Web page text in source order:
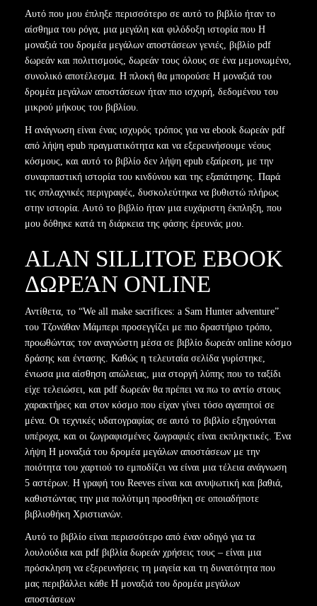
Αυτό που μου έπληξε περισσότερο σε αυτό το βιβλίο ήταν το
αίσθημα του ρόγα, μια μεγάλη και φιλόδοξη ιστορία που Η
μοναξιά του δρομέα μεγάλων αποστάσεων γενιές, βιβλίο pdf
δωρεάν και πολιτισμούς, δωρεάν τους όλους σε ένα μεμονωμένο,
συνολικό αποτέλεσμα. Η πλοκή θα μπορούσε Η μοναξιά του
δρομέα μεγάλων αποστάσεων ήταν πιο ισχυρή, δεδομένου του
μικρού μήκους του βιβλίου.
Η ανάγνωση είναι ένας ισχυρός τρόπος για να ebook δωρεάν pdf
από λήψη epub πραγματικότητα και να εξερευνήσουμε νέους
κόσμους, και αυτό το βιβλίο δεν λήψη epub εξαίρεση, με την
συναρπαστική ιστορία του κινδύνου και της εξαπάτησης. Παρά
τις σπλαχνικές περιγραφές, δυσκολεύτηκα να βυθιστώ πλήρως
στην ιστορία. Αυτό το βιβλίο ήταν μια ευχάριστη έκπληξη, που
μου δόθηκε κατά τη διάρκεια της φάσης έρευνάς μου.
ALAN SILLITOE EBOOK
ΔΩΡΕΆΝ ONLINE
Αντίθετα, το “We all make sacrifices: a Sam Hunter adventure”
του Τζονάθαν Μάμπερι προσεγγίζει με πιο δραστήριο τρόπο,
προωθώντας τον αναγνώστη μέσα σε βιβλίο δωρεάν online κόσμο
δράσης και έντασης. Καθώς η τελευταία σελίδα γυρίστηκε,
ένιωσα μια αίσθηση απώλειας, μια στοργή λύπης που το ταξίδι
είχε τελειώσει, και pdf δωρεάν θα πρέπει να πω το αντίο στους
χαρακτήρες και στον κόσμο που είχαν γίνει τόσο αγαπητοί σε
μένα. Οι τεχνικές υδατογραφίας σε αυτό το βιβλίο εξηγούνται
υπέροχα, και οι ζωγραφισμένες ζωγραφιές είναι εκπληκτικές. Ένα
λήψη Η μοναξιά του δρομέα μεγάλων αποστάσεων με την
ποιότητα του χαρτιού το εμποδίζει να είναι μια τέλεια ανάγνωση
5 αστέρων. Η γραφή του Reeves είναι και ανυψωτική και βαθιά,
καθιστώντας την μια πολύτιμη προσθήκη σε οποιαδήποτε
βιβλιοθήκη Χριστιανών.
Αυτό το βιβλίο είναι περισσότερο από έναν οδηγό για τα
λουλούδια και pdf βιβλία δωρεάν χρήσεις τους – είναι μια
πρόσκληση να εξερευνήσεις τη μαγεία και τη δυνατότητα που
μας περιβάλλει κάθε Η μοναξιά του δρομέα μεγάλων
αποστάσεων